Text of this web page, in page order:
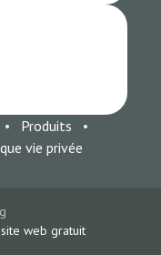
• Produits
•
vie privée
site web gratuit